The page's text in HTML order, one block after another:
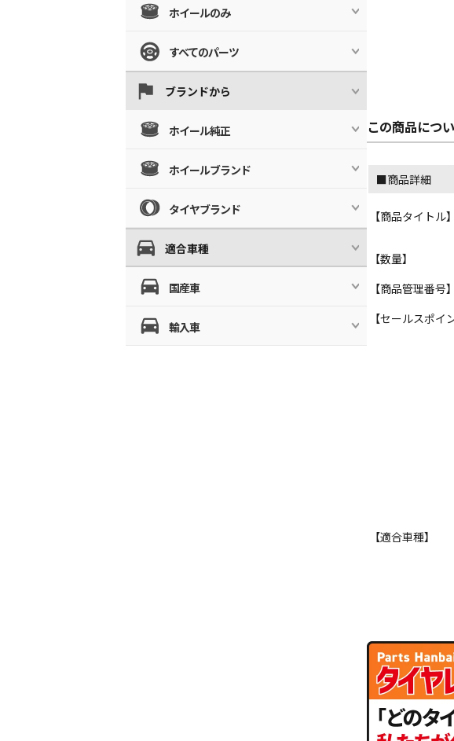
この商品につ
■商品詳細
【商品タイトル】
【数量】
【商品管理番号】
【セールスポイ
【適合車種】
ホイールのみ
すべてのパーツ
ブランドから
ホイール純正
ホイールブランド
タイヤブランド
適合車種
国産車
輸入車